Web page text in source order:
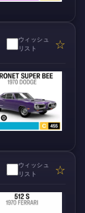
ウィッシュ
リスト
☆
ウィッシュ
リスト
☆